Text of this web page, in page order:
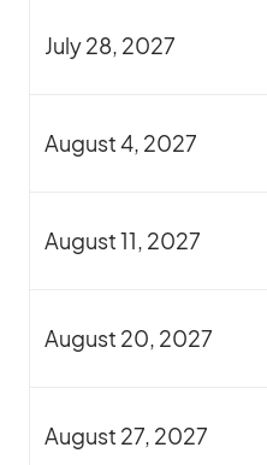
July 28, 2027
Au­gust 4, 2027
Au­gust 11, 2027
Au­gust 20, 2027
Au­gust 27, 2027